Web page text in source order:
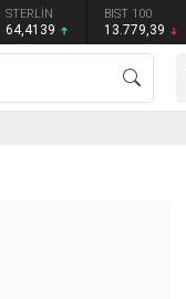
STERLİN
64,4139
BIST 100
13.779,39